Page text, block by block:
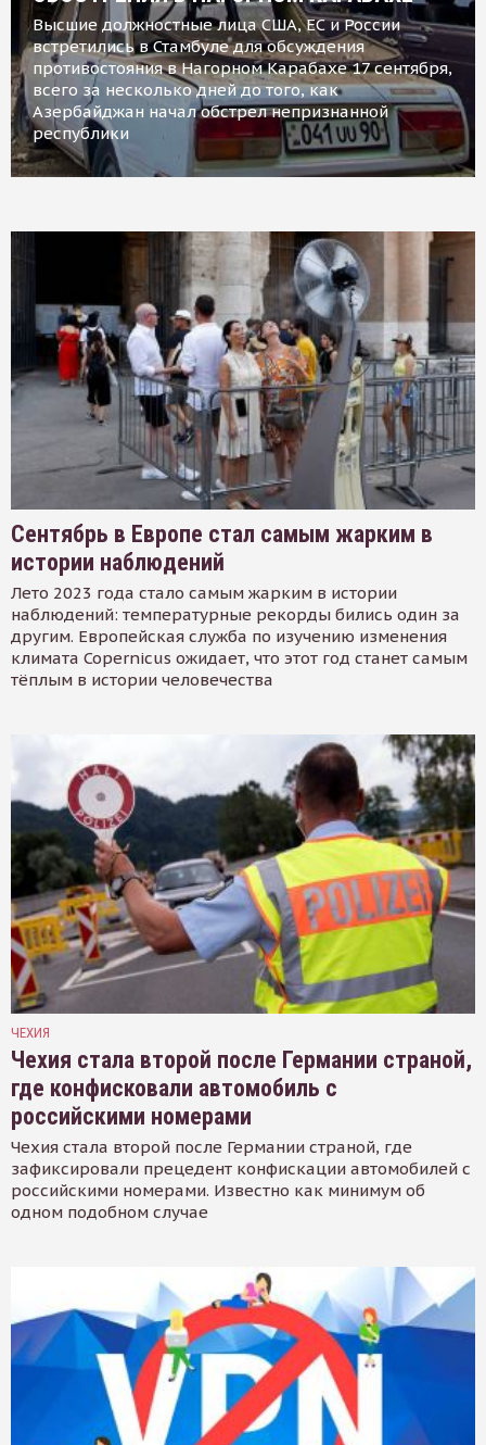
Высшие должностные лица США, ЕС и России
встретились в Стамбуле для обсуждения
противостояния в Нагорном Карабахе 17 сентября,
всего за несколько дней до того, как
Азербайджан начал обстрел непризнанной
республики
Сентябрь в Европе стал самым жарким в
истории наблюдений
Лето 2023 года стало самым жарким в истории
наблюдений: температурные рекорды бились один за
другим. Европейская служба по изучению изменения
климата Copernicus ожидает, что этот год станет самым
тёплым в истории человечества
ЧЕХИЯ
Чехия стала второй после Германии страной,
где конфисковали автомобиль с
российскими номерами
Чехия стала второй после Германии страной, где
зафиксировали прецедент конфискации автомобилей с
российскими номерами. Известно как минимум об
одном подобном случае